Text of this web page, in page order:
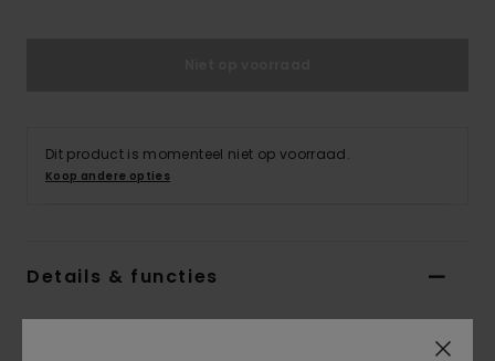
Dit product is momenteel niet op voorraad.
Koop andere opties
Details & functies
Heren Zwart Muts met boord